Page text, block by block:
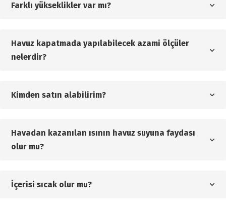
Farklı yükseklikler var mı?
Havuz kapatmada yapılabilecek azami ölçüler
nelerdir?
Kimden satın alabilirim?
Havadan kazanılan ısının havuz suyuna faydası
olur mu?
İçerisi sıcak olur mu?